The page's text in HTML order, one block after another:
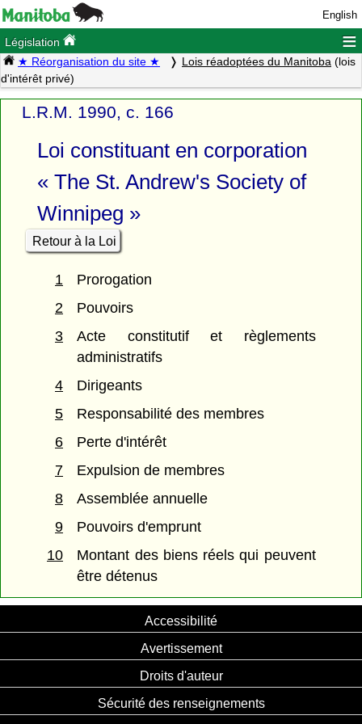
English
Législation ≡
★ Réorganisation du site ★ Lois réadoptées du Manitoba (lois
d'intérêt privé)
L.R.M. 1990, c. 166
Loi constituant en corporation
« The St. Andrew's Society of
Winnipeg »
Retour à la Loi
1
Prorogation
2
Pouvoirs
3
Acte constitutif et règlements
administratifs
4
Dirigeants
5
Responsabilité des membres
6
Perte d'intérêt
7
Expulsion de membres
8
Assemblée annuelle
9
Pouvoirs d'emprunt
10
Montant des biens réels qui peuvent
être détenus
Accessibilité
Avertissement
Droits d'auteur
Sécurité des renseignements